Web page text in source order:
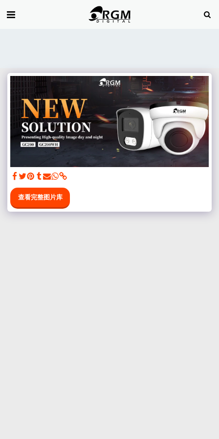
查看完整图片库